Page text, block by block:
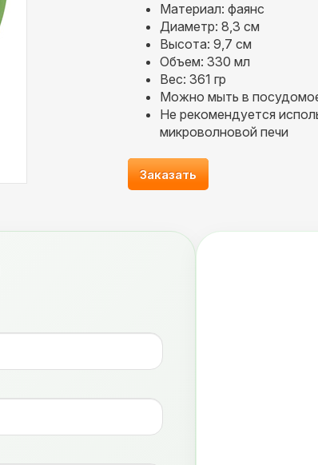
Материал: фаянс
Диаметр: 8,3 см
Высота: 9,7 см
Объем: 330 мл
Вес: 361 гр
Можно мыть в
Не рекомендуется
микроволновой печи
Заказать